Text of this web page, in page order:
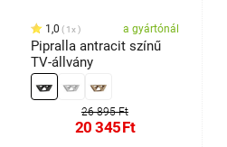
1,0 1x a gyártónál
Pipralla antracit színű
TV-állvány
26 895 Ft
20 345Ft